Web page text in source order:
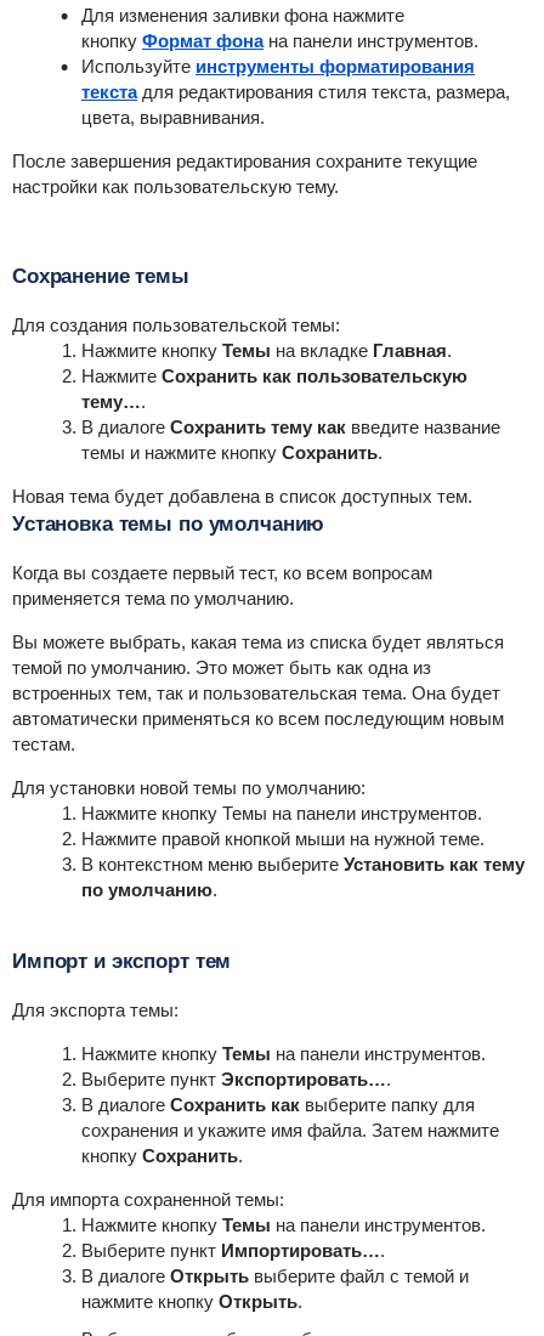
Для изменения заливки фона нажмите
кнопку Формат фонана панели инструментов.
Используйте инструменты форматирования
текстадля редактирования стиля текста, размера,
цвета, выравнивания.
После завершения редактирования сохраните текущие
настройки как пользовательскую тему.
Сохранение темы
Для создания пользовательской темы:
Нажмите кнопку Темы на вкладке Главная.
Нажмите Сохранить как пользовательскую
тему….
В диалоге Сохранить тему каквведите название
темы и нажмите кнопку Сохранить.
Новая тема будет добавлена в список доступных тем.
Установка темы по умолчанию
Когда вы создаете первый тест, ко всем вопросам
применяется тема по умолчанию.
Вы можете выбрать, какая тема из списка будет являться
темой по умолчанию. Это может быть как одна из
встроенных тем, так и пользовательская тема. Она будет
автоматически применяться ко всем последующим новым
тестам.
Для установки новой темы по умолчанию:
Нажмите кнопку Темы на панели инструментов.
Нажмите правой кнопкой мыши на нужной теме.
В контекстном меню выберите Установить как тему
по умолчанию.
Импорт и экспорт тем
Для экспорта темы:
Нажмите кнопку Темы на панели инструментов.
Выберите пункт Экспортировать….
В диалоге Сохранить каквыберите папку для
сохранения и укажите имя файла. Затем нажмите
кнопку Сохранить.
Для импорта сохраненной темы:
Нажмите кнопку Темы на панели инструментов.
Выберите пункт Импортировать….
В диалоге Открытьвыберите файл с темой и
нажмите кнопку Открыть.